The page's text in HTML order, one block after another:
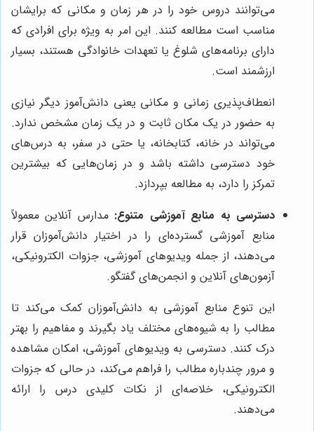
می‌توانند دروس خود را در هر زمان و مکانی که برایشان
مناسب است مطالعه کنند. این امر به ویژه برای افرادی که
دارای برنامه‌های شلوغ یا تعهدات خانوادگی هستند، بسیار
ارزشمند است.
انعطاف‌پذیری زمانی و مکانی یعنی دانش‌آموز دیگر نیازی
به حضور در یک مکان ثابت و در یک زمان مشخص ندارد.
می‌تواند در خانه، کتابخانه، یا حتی در سفر، به درس‌های
خود دسترسی داشته باشد و در زمان‌هایی که بیشترین
تمرکز را دارد، به مطالعه بپردازد.
دسترسی به منابع آموزشی متنوع: مدارس آنلاین معمولاً
منابع آموزشی گسترده‌ای را در اختیار دانش‌آموزان قرار
می‌دهند، از جمله ویدیوهای آموزشی، جزوات الکترونیکی،
آزمون‌های آنلاین و انجمن‌های گفتگو.
این تنوع منابع آموزشی به دانش‌آموزان کمک می‌کند تا
مطالب را به شیوه‌های مختلف یاد بگیرند و مفاهیم را بهتر
درک کنند. دسترسی به ویدیوهای آموزشی، امکان مشاهده
و مرور چندباره مطالب را فراهم می‌کند، در حالی که جزوات
الکترونیکی، خلاصه‌ای از نکات کلیدی درس را ارائه
می‌دهند.